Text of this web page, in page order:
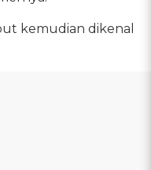
kemudian dikenal